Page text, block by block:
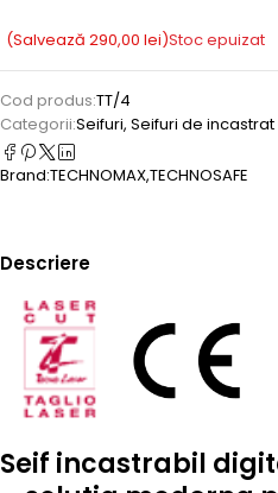
(Salvează 290,00 lei)Stoc epuizat
Cod produs:TT/4
Categorii:Seifuri, Seifuri de
Brand:TECHNOMAX,TECHNOSAFE
Descriere
Seif incastrabil